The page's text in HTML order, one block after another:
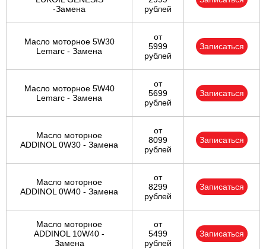
-Замена
рублей
Масло моторное 5W30
Lemarc - Замена
от
5999
рублей
Записаться
Масло моторное 5W40
Lemarc - Замена
от
5699
рублей
Записаться
Масло моторное
ADDINOL 0W30 - Замена
от
8099
рублей
Записаться
Масло моторное
ADDINOL 0W40 - Замена
от
8299
рублей
Записаться
Масло моторное
ADDINOL 10W40 -
Замена
от
5499
рублей
Записаться